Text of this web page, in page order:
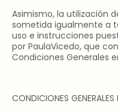
Asimismo, la utilización
sometida igualmente a
uso e instrucciones
por PaulaVicedo, que
Condiciones Generales
CONDICIONES GENERALES